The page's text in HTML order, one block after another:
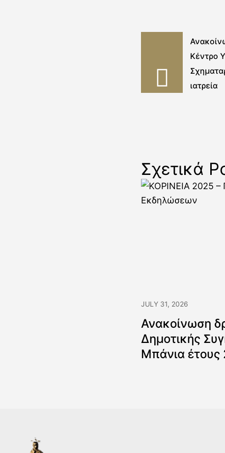
Κέντρο
ιατρεία
Σχετικά
JULY 31, 2026
Ανακοίνωση
Δημοτικής
Μπάνια έτους